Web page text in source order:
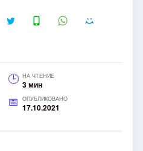
НА ЧТЕНИЕ
3 мин
ОПУБЛИКОВАНО
17.10.2021